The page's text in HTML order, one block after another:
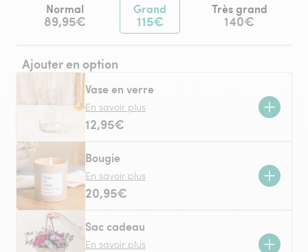
Normal
89,95€
Grand
115€
Très grand
140€
Ajouter en option
Vase en verre
En savoir plus
12,95€
Bougie
En savoir plus
20,95€
Sac cadeau
En savoir plus